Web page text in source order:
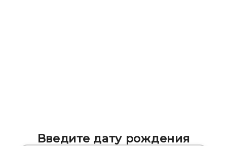
Введите дату рождения